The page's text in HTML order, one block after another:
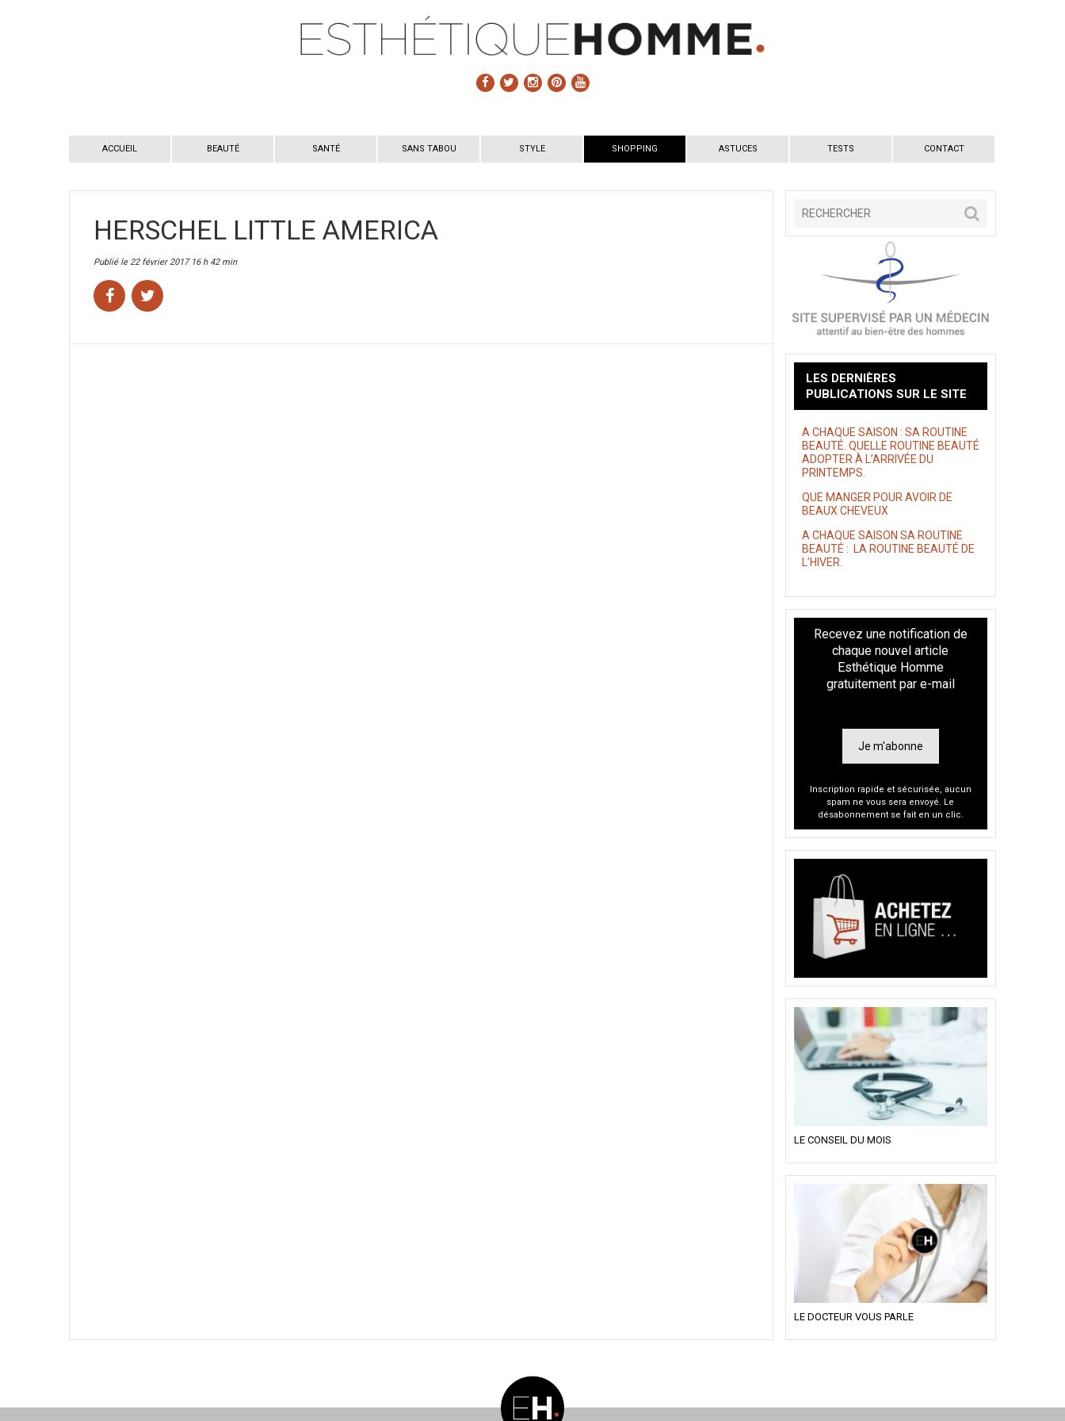
ACCUEIL BEAUTÉ SANTÉ SANS TABOU STYLE SHOPPING ASTUCES TESTS CONTACT
HERSCHEL LITTLE AMERICA
Publié le 22 février 2017 16 h 42 min
LES DERNIÈRES
PUBLICATIONS SUR LE SITE
A CHAQUE SAISON : SA ROUTINE
BEAUTÉ. QUELLE ROUTINE BEAUTÉ
ADOPTER À L’ARRIVÉE DU
PRINTEMPS.
QUE MANGER POUR AVOIR DE
BEAUX CHEVEUX
A CHAQUE SAISON SA ROUTINE
BEAUTÉ : LA ROUTINE BEAUTÉ DE
L’HIVER.
Recevez une notification de
chaque nouvel article
Esthétique Homme
gratuitement par e-mail
Je m'abonne
Inscription rapide et sécurisée, aucun
spam ne vous sera envoyé. Le
désabonnement se fait en un clic.
LE CONSEIL DU MOIS
LE DOCTEUR VOUS PARLE